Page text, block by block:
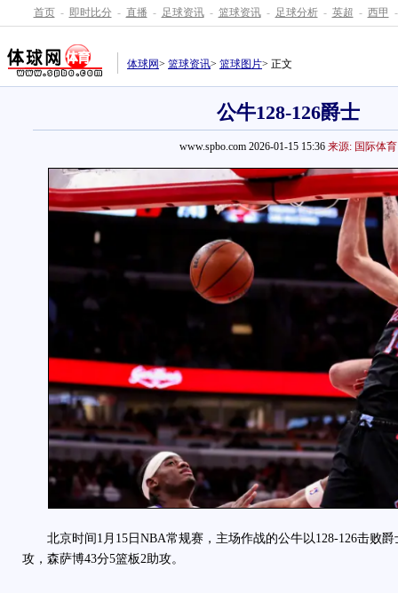
首页 - 即时比分 - 直播 - 足球资讯 - 篮球资讯 - 足球分析 - 英超 - 西甲 -
体球网> 篮球资讯> 篮球图片> 正文
公牛128-126爵士
www.spbo.com 2026-01-15 15:36 来源: 国际体育
北京时间1月15日NBA常规赛，主场作战的公牛以128-126击败爵
攻，森萨博43分5篮板2助攻。